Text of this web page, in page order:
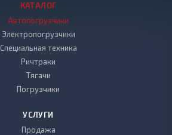
КАТАЛОГ
Автопогрузчики
Электропогрузчики
Специальная техника
Ричтраки
Тягачи
Погрузчики
УСЛУГИ
Продажа